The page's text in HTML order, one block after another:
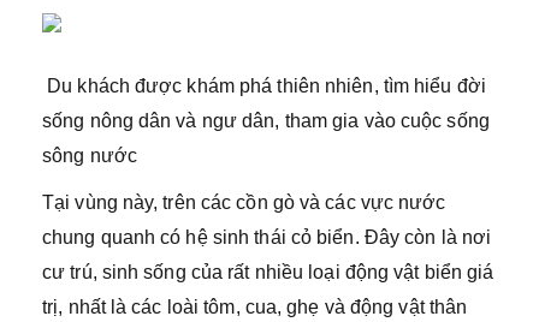
Du khách được khám phá thiên nhiên, tìm hiểu đời
sống nông dân và ngư dân, tham gia vào cuộc sống
sông nước
Tại vùng này, trên các cồn gò và các vực nước
chung quanh có hệ sinh thái cỏ biển. Đây còn là nơi
cư trú, sinh sống của rất nhiều loại động vật biển giá
trị, nhất là các loài tôm, cua, ghẹ và động vật thân